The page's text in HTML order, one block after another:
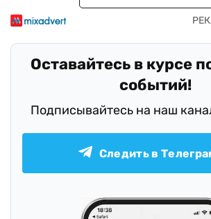
Оставайтесь в курсе
событий!
Подписывайтесь на наш
Следить в